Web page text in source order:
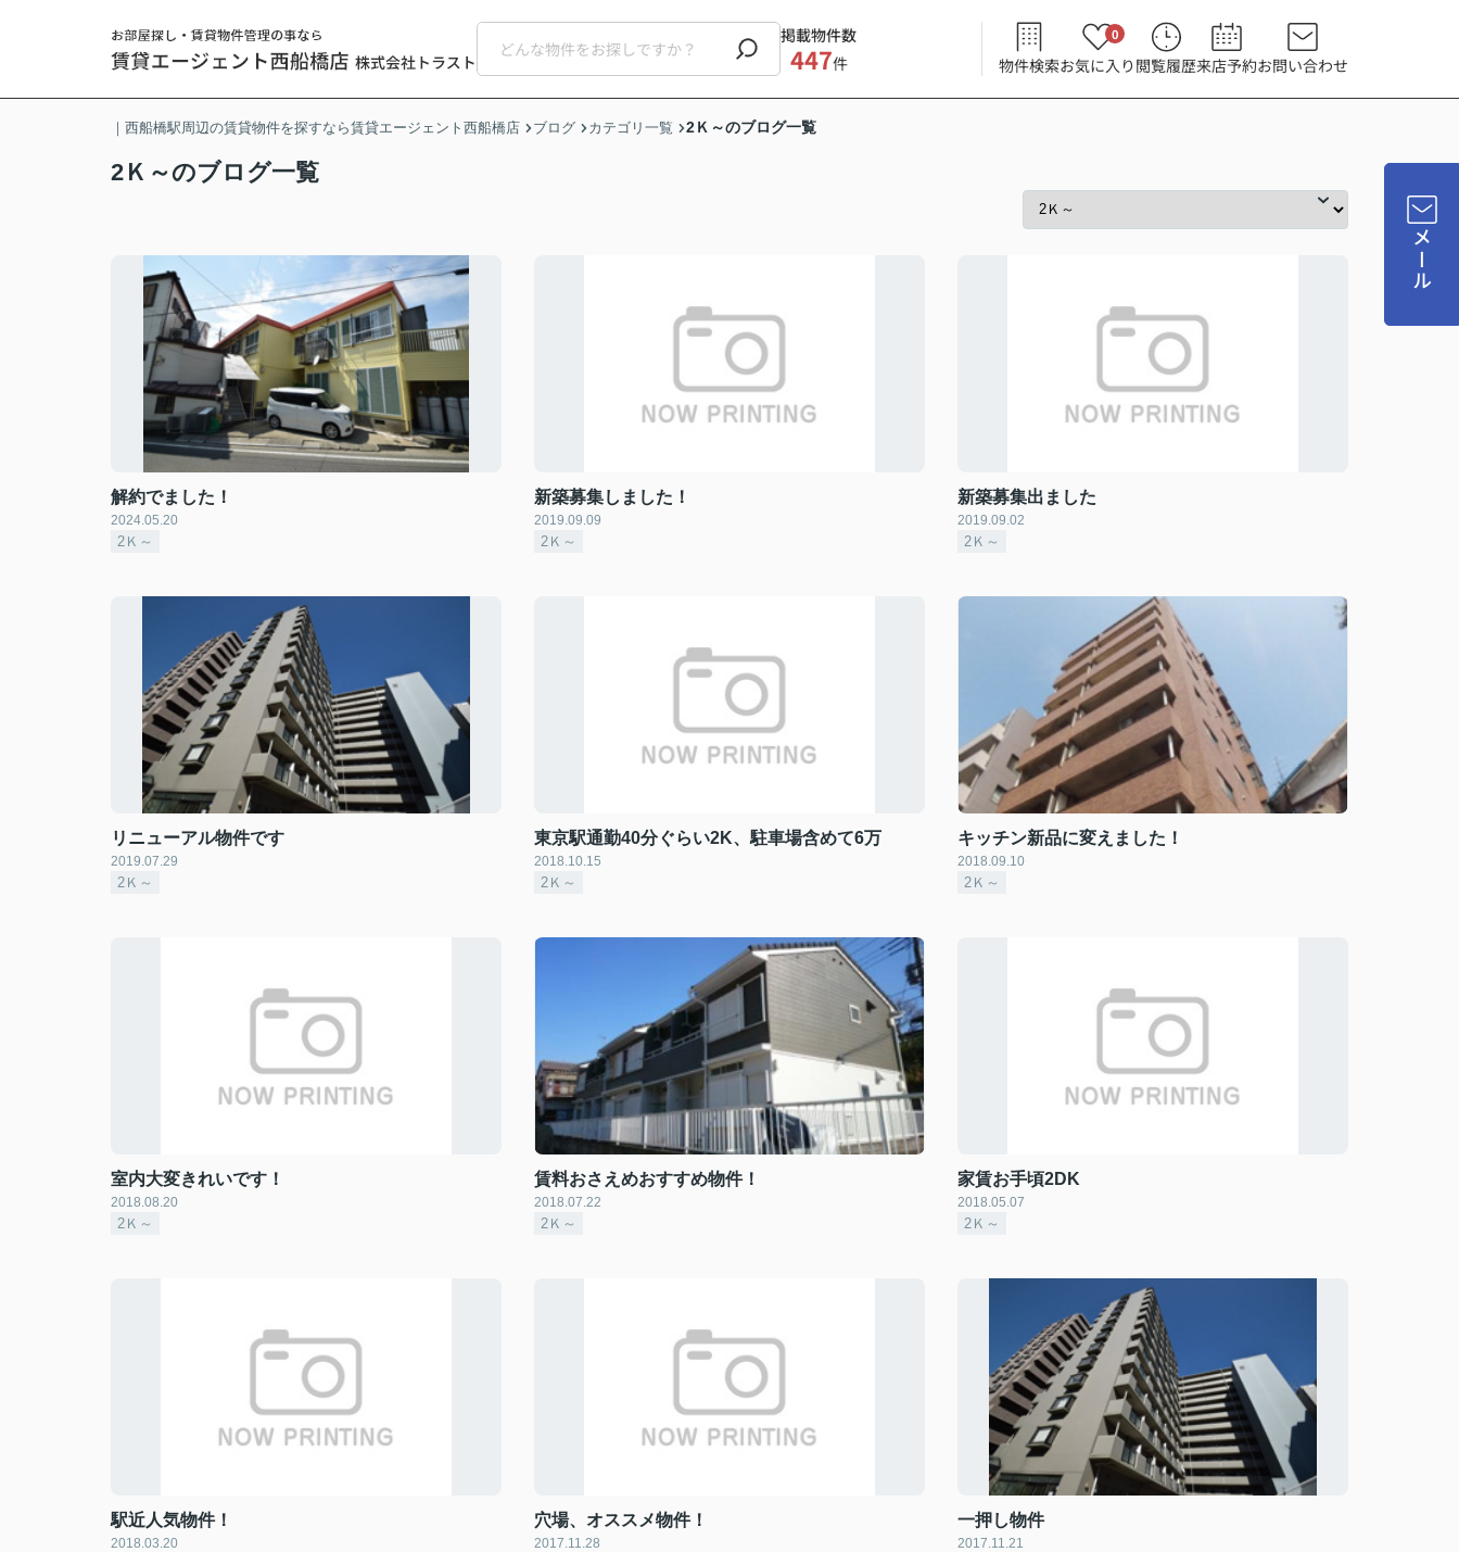
掲載物件数
447件 物件検索お気に入り
0
閲覧履歴来店予約お問い合わせ
メール
｜西船橋駅周辺の賃貸物件を探すなら賃貸エージェント西船橋店 ブログ カテゴリ一覧 2Ｋ～のブログ一覧
2Ｋ～のブログ一覧
解約でました！
2024.05.20
2Ｋ～
新築募集しました！
2019.09.09
2Ｋ～
新築募集出ました
2019.09.02
2Ｋ～
リニューアル物件です
2019.07.29
2Ｋ～
東京駅通勤40分ぐらい2K、駐車場含めて6万
2018.10.15
2Ｋ～
キッチン新品に変えました！
2018.09.10
2Ｋ～
室内大変きれいです！
2018.08.20
2Ｋ～
賃料おさえめおすすめ物件！
2018.07.22
2Ｋ～
家賃お手頃2DK
2018.05.07
2Ｋ～
駅近人気物件！
2018.03.20
穴場、オススメ物件！
2017.11.28
一押し物件
2017.11.21